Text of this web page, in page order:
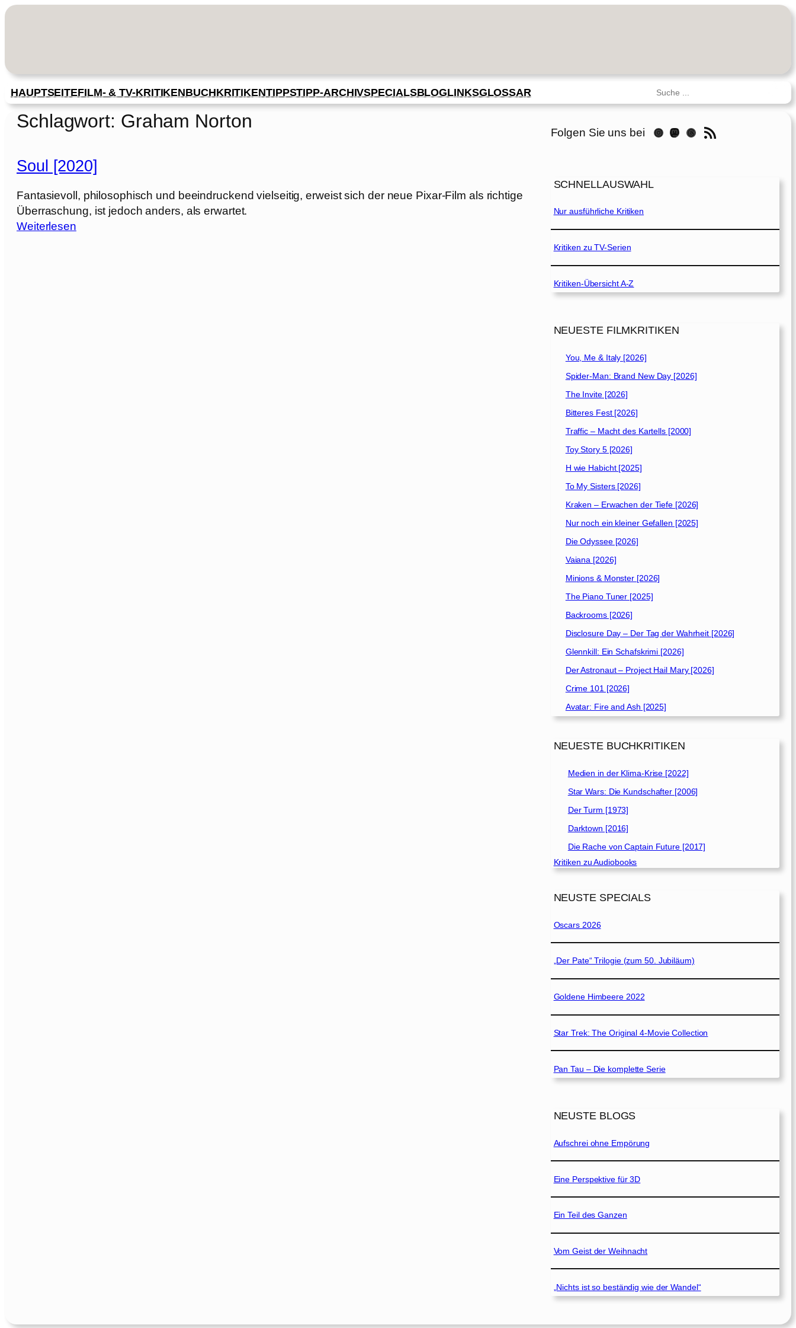
Zum
HAUPTSEITEFILM- & TV-KRITIKENBUCHKRITIKENTIPPSTIPP-ARCHIVSPECIALSBLOGLINKSGLOSSAR Suchen
Schlagwort: Graham Norton
Soul [2020]
Fantasievoll, philosophisch und beeindruckend vielseitig, erweist sich der neue Pixar-Film als richtige
Überraschung, ist jedoch anders, als erwartet.
Weiterlesen:
Folgen Sie uns bei Instagram Mastodon Threads RSS-Feed
SCHNELLAUSWAHL
Nur ausführliche Kritiken
Kritiken zu TV-Serien
Kritiken-Übersicht A-Z
NEUESTE FILMKRITIKEN
You, Me & Italy [2026]
Spider-Man: Brand New Day [2026]
The Invite [2026]
Bitteres Fest [2026]
Traffic – Macht des Kartells [2000]
Toy Story 5 [2026]
H wie Habicht [2025]
To My Sisters [2026]
Kraken – Erwachen der Tiefe [2026]
Nur noch ein kleiner Gefallen [2025]
Die Odyssee [2026]
Vaiana [2026]
Minions & Monster [2026]
The Piano Tuner [2025]
Backrooms [2026]
Disclosure Day – Der Tag der Wahrheit [2026]
Glennkill: Ein Schafskrimi [2026]
Der Astronaut – Project Hail Mary [2026]
Crime 101 [2026]
Avatar: Fire and Ash [2025]
NEUESTE BUCHKRITIKEN
Medien in der Klima-Krise [2022]
Star Wars: Die Kundschafter [2006]
Der Turm [1973]
Darktown [2016]
Die Rache von Captain Future [2017]
Kritiken zu Audiobooks
NEUSTE SPECIALS
Oscars 2026
„Der Pate“ Trilogie (zum 50. Jubiläum)
Goldene Himbeere 2022
Star Trek: The Original 4-Movie Collection
Pan Tau – Die komplette Serie
NEUSTE BLOGS
Aufschrei ohne Empörung
Eine Perspektive für 3D
Ein Teil des Ganzen
Vom Geist der Weihnacht
„Nichts ist so beständig wie der Wandel“